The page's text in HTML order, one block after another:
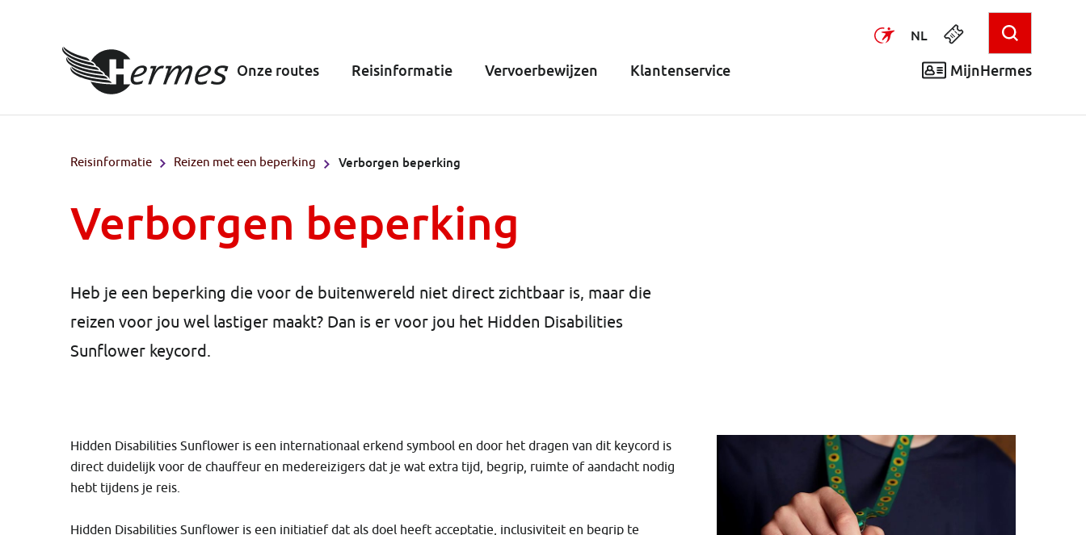
NL
Onze routes Reisinformatie Vervoerbewijzen Klantenservice MijnHermes
Reisinformatie Reizen met een beperking Verborgen beperking
Verborgen beperking
Heb je een beperking die voor de buitenwereld niet direct zichtbaar is, maar die
reizen voor jou wel lastiger maakt? Dan is er voor jou het Hidden Disabilities
Sunflower keycord.
Hidden Disabilities Sunflower is een internationaal erkend symbool en door het dragen van dit keycord is
direct duidelijk voor de chauffeur en medereizigers dat je wat extra tijd, begrip, ruimte of aandacht nodig
hebt tijdens je reis.
Hidden Disabilities Sunflower is een initiatief dat als doel heeft acceptatie, inclusiviteit en begrip te